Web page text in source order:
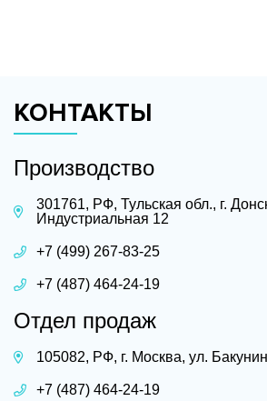
КОНТАКТЫ
Производство
301761, РФ, Тульская обл., г.
Индустриальная 12
+7 (499) 267-83-25
+7 (487) 464-24-19
Отдел продаж
105082, РФ, г. Москва, ул.
+7 (487) 464-24-19